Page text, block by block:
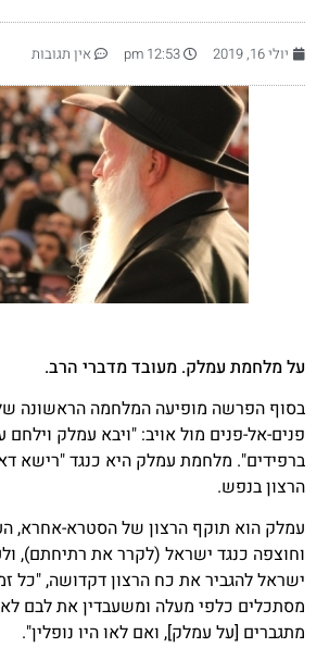
יולי 16, 2019 12:53 pm אין תגובות
על מלחמת עמלק. מעובד מדברי הרב.
בסוף הפרשה מופיעה המלחמה הראשונה
פנים-אל-פנים מול אויב: "ויבא עמלק
ברפידים". מלחמת עמלק היא כנגד "רישא
הרצון בנפש.
עמלק הוא תוקף הרצון של הסטרא-אחרא,
וחוצפה כנגד ישראל (לקרר את רתיחתם),
ישראל להגביר את כח הרצון דקדושה, "כל
מסתכלים כלפי מעלה ומשעבדין את לבם
מתגברים [על עמלק], ואם לאו היו נופלין".